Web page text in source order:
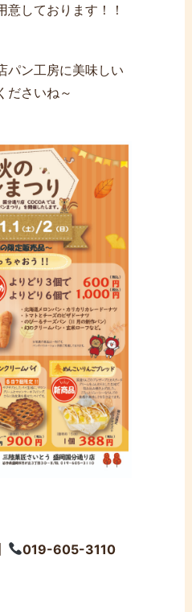
しております！！
パン工房に美味しい
ださいね～
019-605-3110